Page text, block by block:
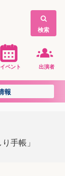
検索
イベント 出演者
報
手帳」